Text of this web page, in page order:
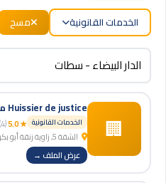
الخدمات القانونية مسح
🏢
Huissier de justice مفوض قضائي الدار البيضاء
الخدمات القانونية ★ 5.0
(4)
عرض الملف →